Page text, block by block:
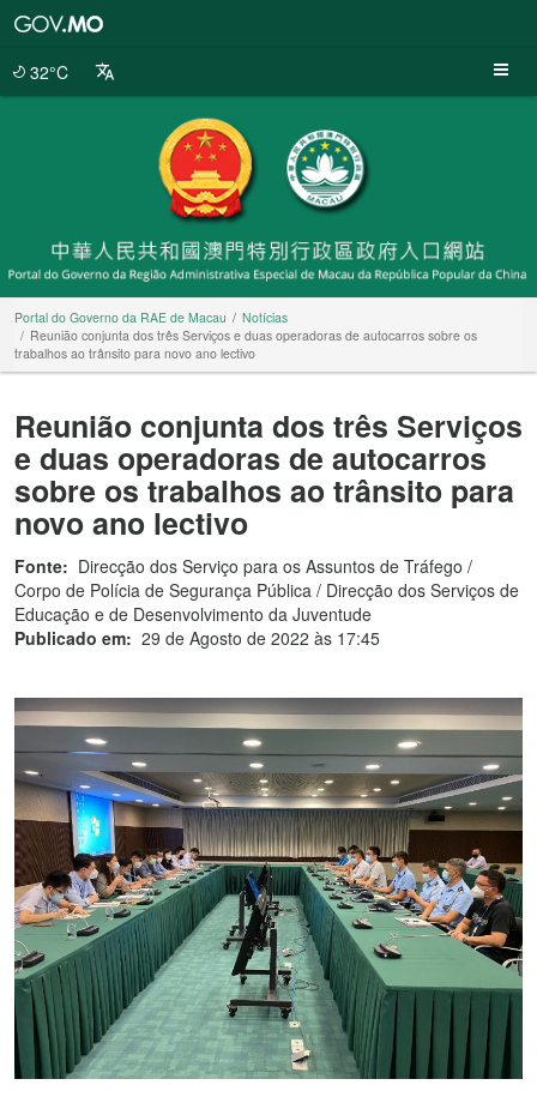
32°C
Portal do Governo da RAE de Macau
Notícias
Reunião conjunta dos três Serviços e duas operadoras de autocarros sobre os
trabalhos ao trânsito para novo ano lectivo
Reunião conjunta dos três Serviços
e duas operadoras de autocarros
sobre os trabalhos ao trânsito para
novo ano lectivo
Fonte: Direcção dos Serviço para os Assuntos de Tráfego /
Corpo de Polícia de Segurança Pública / Direcção dos Serviços de
Educação e de Desenvolvimento da Juventude
Publicado em: 29 de Agosto de 2022 às 17:45